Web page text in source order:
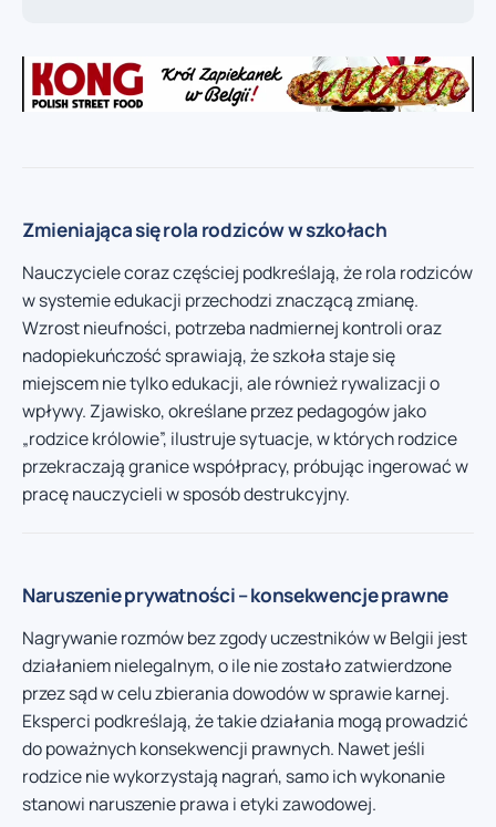
Zmieniająca się rola rodziców w szkołach
Nauczyciele coraz częściej podkreślają, że rola rodziców
w systemie edukacji przechodzi znaczącą zmianę.
Wzrost nieufności, potrzeba nadmiernej kontroli oraz
nadopiekuńczość sprawiają, że szkoła staje się
miejscem nie tylko edukacji, ale również rywalizacji o
wpływy. Zjawisko, określane przez pedagogów jako
„rodzice królowie”, ilustruje sytuacje, w których rodzice
przekraczają granice współpracy, próbując ingerować w
pracę nauczycieli w sposób destrukcyjny.
Naruszenie prywatności – konsekwencje prawne
Nagrywanie rozmów bez zgody uczestników w Belgii jest
działaniem nielegalnym, o ile nie zostało zatwierdzone
przez sąd w celu zbierania dowodów w sprawie karnej.
Eksperci podkreślają, że takie działania mogą prowadzić
do poważnych konsekwencji prawnych. Nawet jeśli
rodzice nie wykorzystają nagrań, samo ich wykonanie
stanowi naruszenie prawa i etyki zawodowej.